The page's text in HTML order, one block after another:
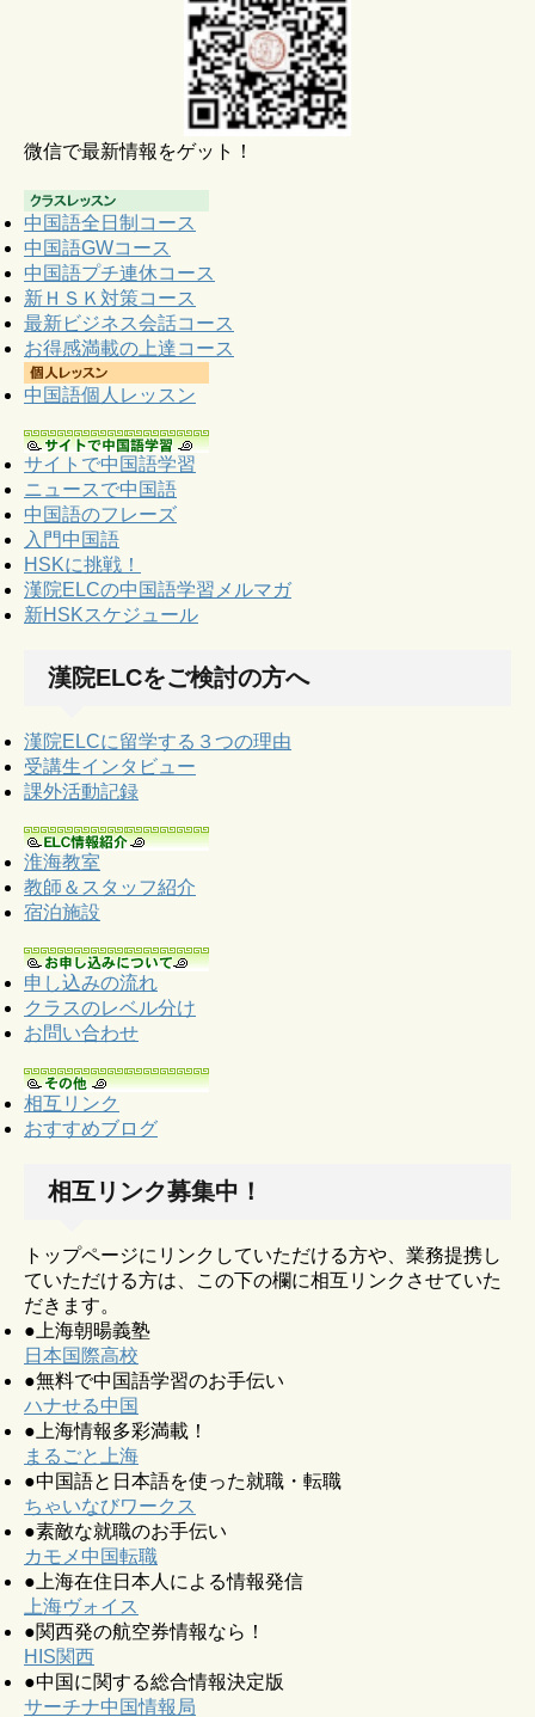
微信で最新情報をゲット！
中国語全日制コース
中国語GWコース
中国語プチ連休コース
新ＨＳＫ対策コース
最新ビジネス会話コース
お得感満載の上達コース
中国語個人レッスン
サイトで中国語学習
ニュースで中国語
中国語のフレーズ
入門中国語
HSKに挑戦！
漢院ELCの中国語学習メルマガ
新HSKスケジュール
漢院ELCをご検討の方へ
漢院ELCに留学する３つの理由
受講生インタビュー
課外活動記録
淮海教室
教師＆スタッフ紹介
宿泊施設
申し込みの流れ
クラスのレベル分け
お問い合わせ
相互リンク
おすすめブログ
相互リンク募集中！
トップページにリンクしていただける方や、業務提携し
ていただける方は、この下の欄に相互リンクさせていた
だきます。
●上海朝暘義塾
日本国際高校
●無料で中国語学習のお手伝い
ハナせる中国
●上海情報多彩満載！
まるごと上海
●中国語と日本語を使った就職・転職
ちゃいなびワークス
●素敵な就職のお手伝い
カモメ中国転職
●上海在住日本人による情報発信
上海ヴォイス
●関西発の航空券情報なら！
HIS関西
●中国に関する総合情報決定版
サーチナ中国情報局